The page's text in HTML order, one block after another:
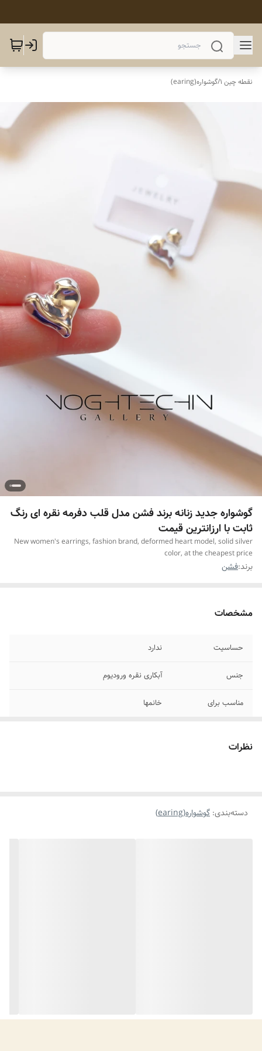
نقطه چین 1 /گوشواره(earing)
گوشواره جدید زنانه برند فشن مدل قلب دفرمه نقره ای رنگ
ثابت با ارزانترین قیمت
New women's earrings, fashion brand, deformed heart model, solid silver
color, at the cheapest price
برند:فشن
مشخصات
حساسیت ندارد
جنس آبکاری نقره ورودیوم
مناسب برای خانمها
نظرات
دسته‌بندی: گوشواره(earing)